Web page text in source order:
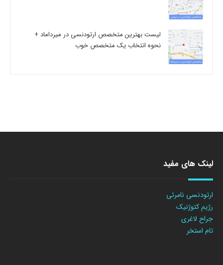
لیست بهترین متخصص ارتودنسی در میرداماد +
نحوه انتخاب یک متخصص خوب
لینک های مفید
ارتودنسی نامرئی
رژیم کتوژنیک
جراح لاغری
تام استخر